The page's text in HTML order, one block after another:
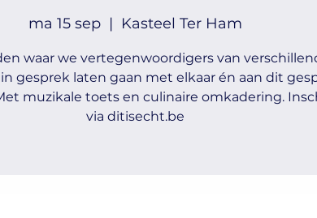
ma 15 sep
  |
Kasteel Ter Ham
waar we vertegenwoordigers van
gesprek laten gaan met elkaar én aan dit
muzikale toets en culinaire omkadering.
via ditisecht.be